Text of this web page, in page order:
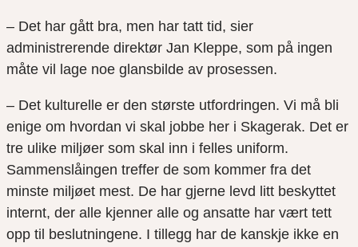
– Det har gått bra, men har tatt tid, sier
administrerende direktør Jan Kleppe, som på ingen
måte vil lage noe glansbilde av prosessen.
– Det kulturelle er den største utfordringen. Vi må bli
enige om hvordan vi skal jobbe her i Skagerak. Det er
tre ulike miljøer som skal inn i felles uniform.
Sammenslåingen treffer de som kommer fra det
minste miljøet mest. De har gjerne levd litt beskyttet
internt, der alle kjenner alle og ansatte har vært tett
opp til beslutningene. I tillegg har de kanskje ikke en